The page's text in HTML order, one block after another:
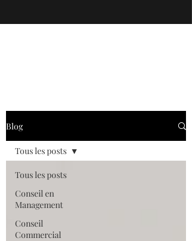
Blog
Tous les posts
Conseil en
Management
Conseil
Commercial
Tous les posts